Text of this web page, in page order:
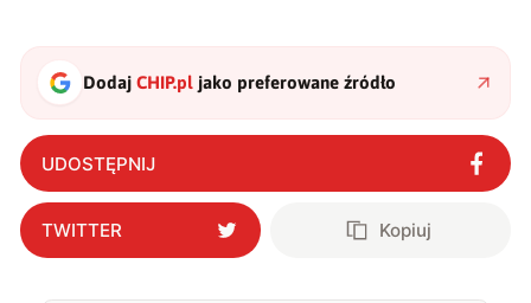
także uprawiać oraz oglądać sport.
DodajCHIP.pl jako preferowane źródło
UDOSTĘPNIJ
TWITTER Kopiuj